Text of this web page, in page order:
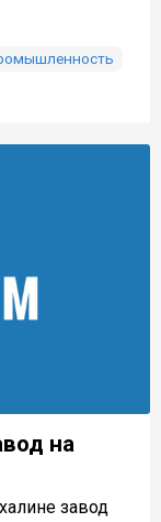
на
завод